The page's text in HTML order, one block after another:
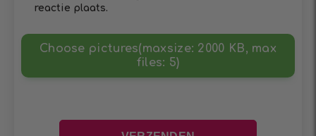
Choose pictures(maxsize: 2000 KB, max
files: 5)
reactie plaats.